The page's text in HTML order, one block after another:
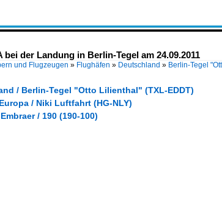
bei der Landung in Berlin-Tegel am 24.09.2011
und Flugzeugen » Flughäfen » Deutschland » Berlin-Tegel
/ Berlin-Tegel "Otto Lilienthal" (TXL-EDDT)
/ Niki Luftfahrt (HG-NLY)
/ 190 (190-100)